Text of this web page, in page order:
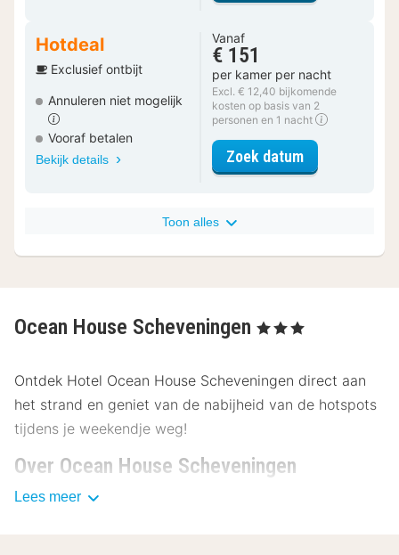
Hotdeal
Exclusief ontbijt
Annuleren niet mogelijk
Vooraf betalen
Bekijk details
Vanaf
€ 151
per kamer per nacht
Excl. € 12,40 bijkomende
kosten op basis van 2
personen en 1 nacht
Zoek datumvoor Superior
Toon alles
Ocean House Scheveningen , 3 Sterren
Ontdek Hotel Ocean House Scheveningen direct aan
het strand en geniet van de nabijheid van de hotspots
tijdens je weekendje weg!
Over Ocean House Scheveningen
Bij Ocean House Scheveningen wandel je door de
Lees meer